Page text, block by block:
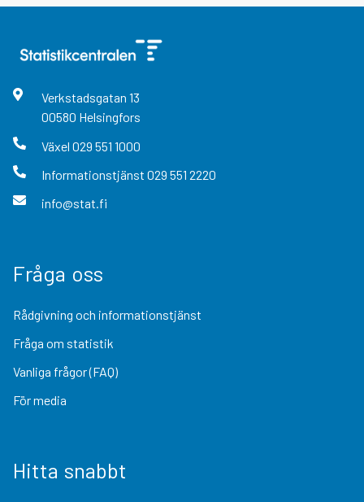
Verkstadsgatan 13
00580 Helsingfors
Växel 029 551 1000
Informationstjänst 029 551 2220
info@stat.fi
Fråga oss
Rådgivning och informationstjänst
Fråga om statistik
Vanliga frågor (FAQ)
För media
Hitta snabbt